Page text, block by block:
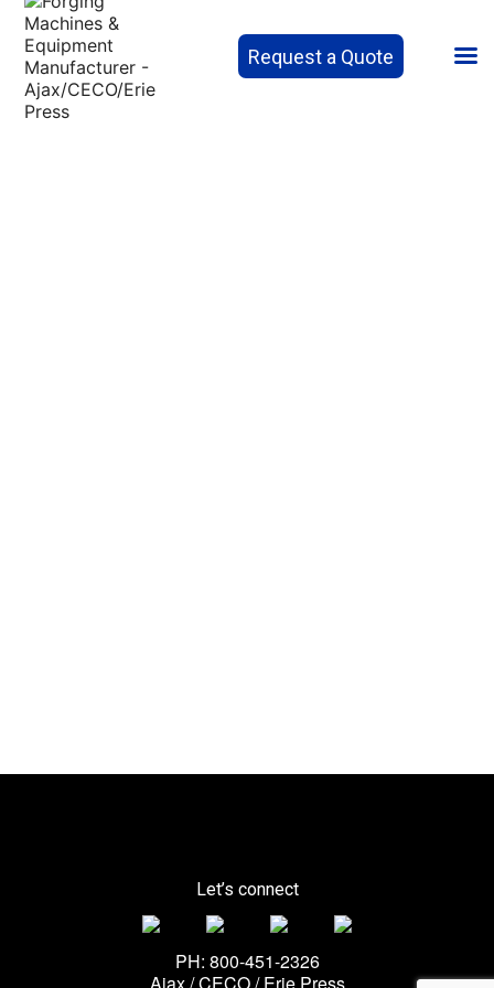
Request a Quote
Let’s connect
PH: 800-451-2326